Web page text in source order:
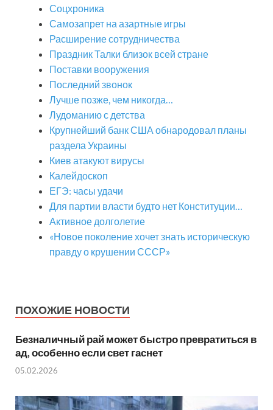
Соцхроника
Самозапрет на азартные игры
Расширение сотрудничества
Праздник Талки близок всей стране
Поставки вооружения
Последний звонок
Лучше позже, чем никогда…
Лудоманию с детства
Крупнейший банк США обнародовал планы
раздела Украины
Киев атакуют вирусы
Калейдоскоп
ЕГЭ: часы удачи
Для партии власти будто нет Конституции…
Активное долголетие
«Новое поколение хочет знать историческую
правду о крушении СССР»
ПОХОЖИЕ НОВОСТИ
Безналичный рай может быстро превратиться в
ад, особенно если свет гаснет
05.02.2026